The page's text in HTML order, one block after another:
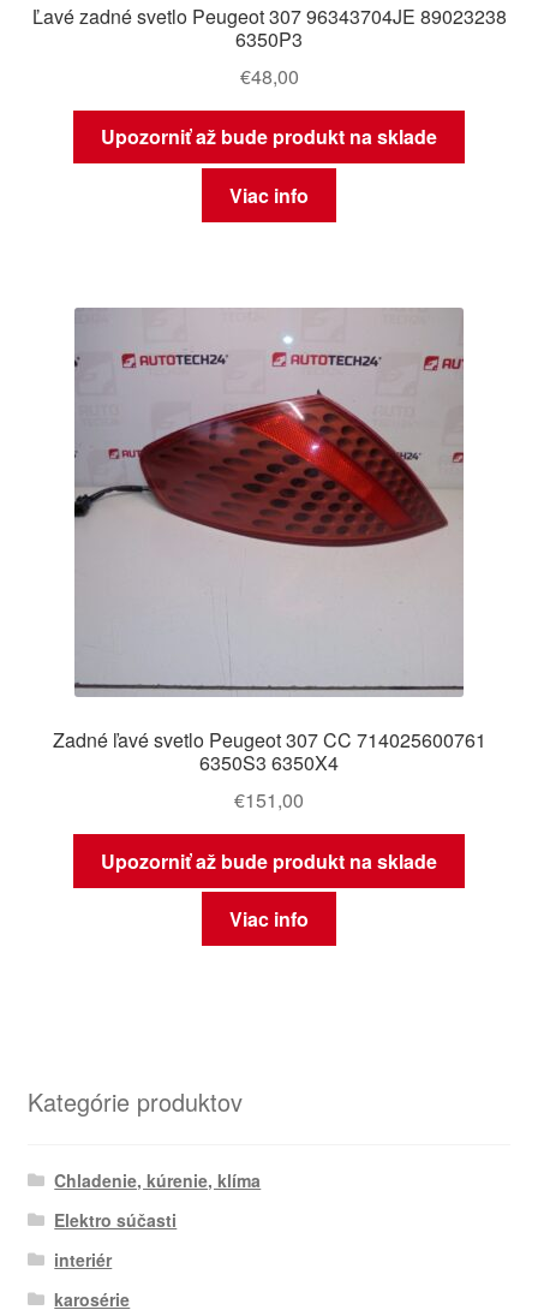
Ľavé zadné svetlo Peugeot 307 96343704JE 89023238
6350P3
€48,00
Upozorniť až bude produkt na sklade
Viac info
Zadné ľavé svetlo Peugeot 307 CC 714025600761
6350S3 6350X4
€151,00
Upozorniť až bude produkt na sklade
Viac info
Kategórie produktov
Chladenie, kúrenie, klíma
Elektro súčasti
interiér
karosérie